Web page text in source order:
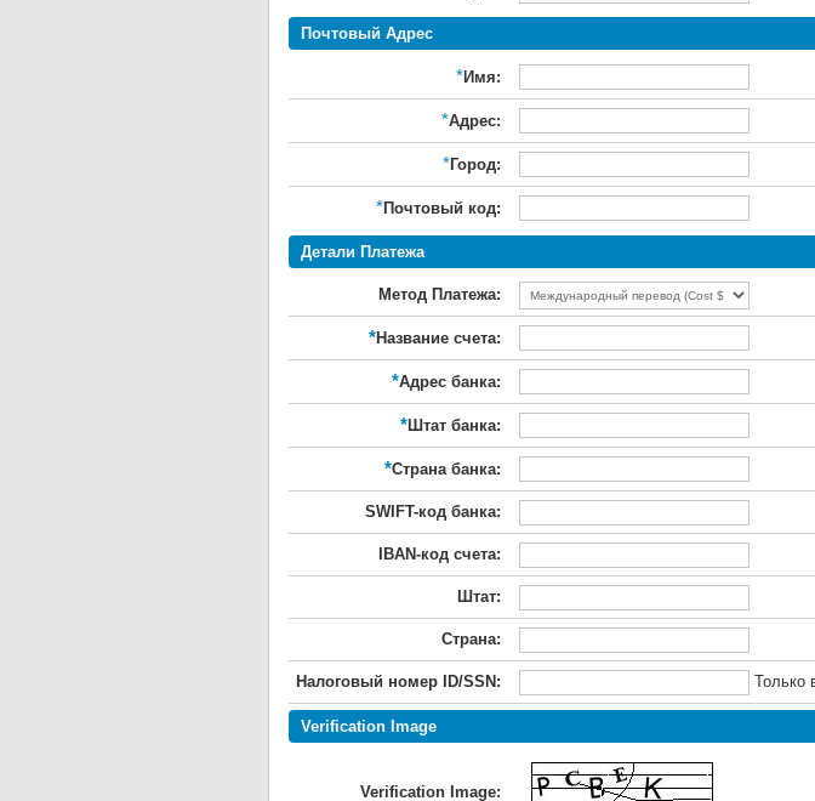
Почтовый Адрес
*Имя:
*Адрес:
*Город:
*Почтовый код:
Детали Платежа
Метод Платежа:
*Название счета:
*Адрес банка:
*Штат банка:
*Страна банка:
SWIFT-код банка:
IBAN-код счета:
Штат:
Страна:
Налоговый номер ID/SSN:
Verification Image
Verification Image: